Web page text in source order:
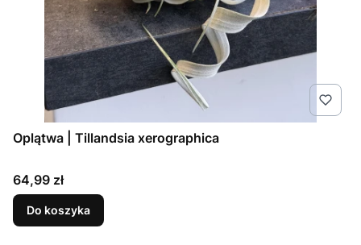
Oplątwa | Tillandsia xerographica
Cena
64,99 zł
Do koszyka